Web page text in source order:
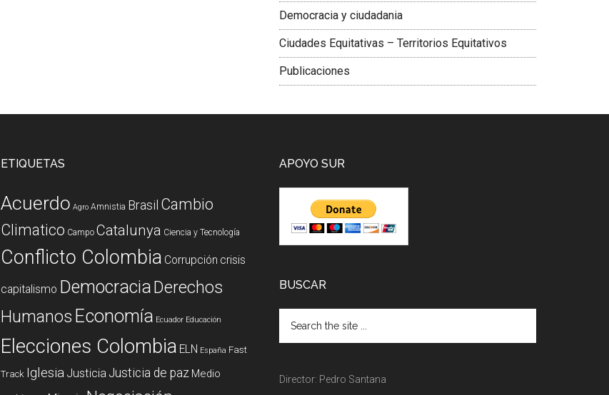
Democracia y ciudadania
Ciudades Equitativas – Territorios Equitativos
Publicaciones
ETIQUETAS
Acuerdo Agro Amnistia Brasil Cambio
Climatico Campo Catalunya Ciencia y Tecnología
Conflicto Colombia Corrupción crisis
capitalismo DemocraciaDerechos
Humanos Economía Ecuador Educación
Elecciones Colombia ELN España Fast
Track Iglesia Justicia Justicia de paz Medio
APOYO SUR
BUSCAR
Director: Pedro Santana